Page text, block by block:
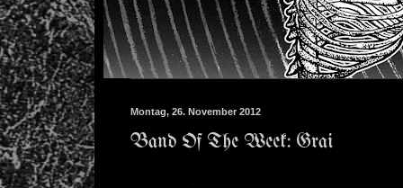
Montag, 26. November 2012
Band Of The Week: Grai